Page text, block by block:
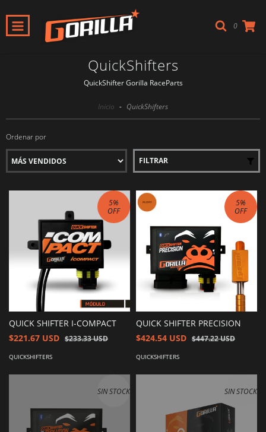
0
QuickShifters
QuickShifter Gorilla RaceParts
Inicio - QuickShifters
Ordenar por
FILTRAR
5%
OFF
QUICK SHIFTER I-COMPACT
$221.67 USD $233.33 USD
QUICKSHIFTERS
5%
OFF
QUICK SHIFTER PRECISION
$424.54 USD $447.22 USD
QUICKSHIFTERS
SIN STOCK SIN STOCK